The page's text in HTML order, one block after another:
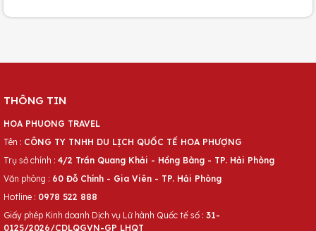
THÔNG TIN
HOA PHUONG TRAVEL
Tên : CÔNG TY TNHH DU LỊCH QUỐC TẾ HOA PHƯỢNG
Trụ sở chính : 4/2 Trần Quang Khải - Hồng Bàng - TP. Hải Phòng
Văn phòng : 60 Đỗ Chính - Gia Viên - TP. Hải Phòng
Hotline : 0978 522 888
Giấy phép Kinh doanh Dịch vụ Lữ hành Quốc tế số : 31-
0125/2026/CDLQGVN-GP LHQT